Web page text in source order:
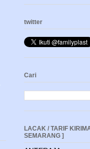
twitter
Cari
LACAK / TARIF
SEMARANG ]